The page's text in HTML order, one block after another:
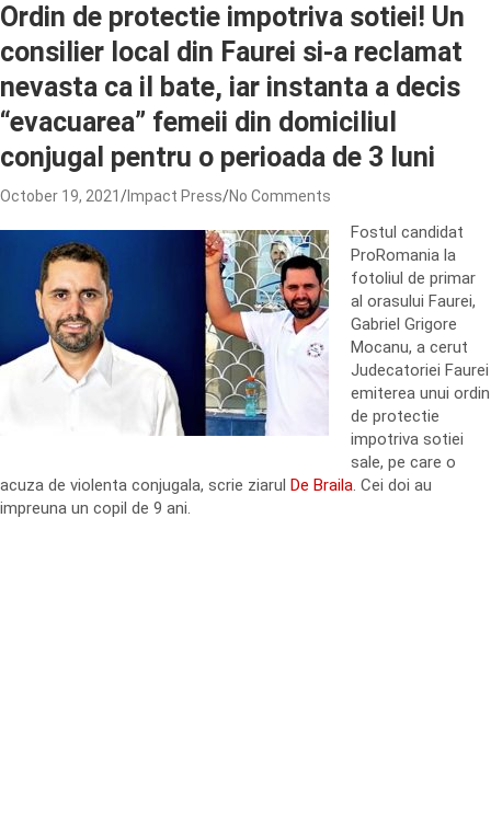
Ordin de protectie impotriva sotiei! Un
consilier local din Faurei si-a reclamat
nevasta ca il bate, iar instanta a decis
“evacuarea” femeii din domiciliul
conjugal pentru o perioada de 3 luni
October 19, 2021 Impact Press No Comments
Fostul candidat
ProRomania la
fotoliul de primar
al orasului Faurei,
Gabriel Grigore
Mocanu, a cerut
Judecatoriei Faurei
emiterea unui ordin
de protectie
impotriva sotiei
sale, pe care o
acuza de violenta conjugala, scrie ziarul De Braila. Cei doi au
impreuna un copil de 9 ani.